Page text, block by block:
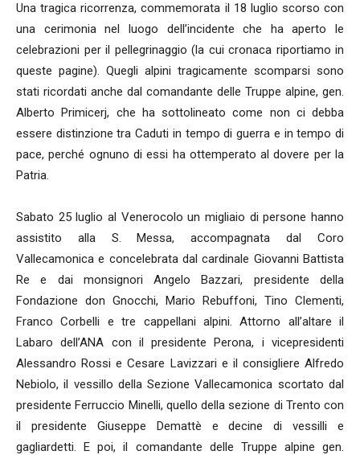
Una tragica ricorrenza, commemorata il 18 luglio scorso con
una cerimonia nel luogo dell’incidente che ha aperto le
celebrazioni per il pellegrinaggio (la cui cronaca riportiamo in
queste pagine). Quegli alpini tragicamente scomparsi sono
stati ricordati anche dal comandante delle Truppe alpine, gen.
Alberto Primicerj, che ha sottolineato come non ci debba
essere distinzione tra Caduti in tempo di guerra e in tempo di
pace, perché ognuno di essi ha ottemperato al dovere per la
Patria.
Sabato 25 luglio al Venerocolo un migliaio di persone hanno
assistito alla S. Messa, accompagnata dal Coro
Vallecamonica e concelebrata dal cardinale Giovanni Battista
Re e dai monsignori Angelo Bazzari, presidente della
Fondazione don Gnocchi, Mario Rebuffoni, Tino Clementi,
Franco Corbelli e tre cappellani alpini. Attorno all’altare il
Labaro dell’ANA con il presidente Perona, i vicepresidenti
Alessandro Rossi e Cesare Lavizzari e il consigliere Alfredo
Nebiolo, il vessillo della Sezione Vallecamonica scortato dal
presidente Ferruccio Minelli, quello della sezione di Trento con
il presidente Giuseppe Demattè e decine di vessilli e
gagliardetti. E poi, il comandante delle Truppe alpine gen.